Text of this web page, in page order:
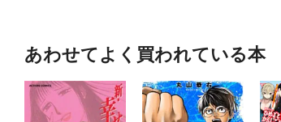
あわせてよく買われている本